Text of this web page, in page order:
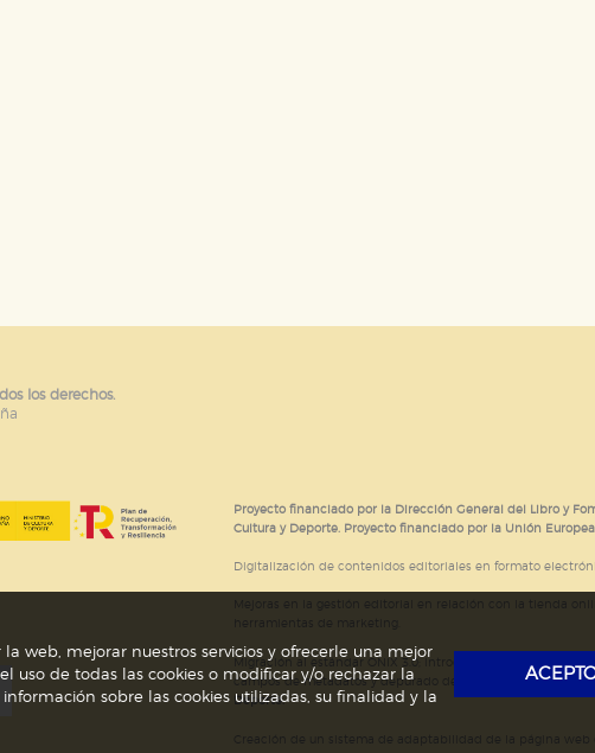
los derechos.
Proyecto financiado por la Dirección General del Libro y
Cultura y Deporte. Proyecto financiado por la Unión
Digitalización de contenidos editoriales en formato
Migración al estándar ONIX 3.0; introducción del estándar
campos de metadatos y depurado de código HTML.
Deporte.
web, mejorar nuestros servicios y ofrecerle una mejor
uso de todas las cookies o modificar y/o rechazar la
sobre las cookies utilizadas, su finalidad y la